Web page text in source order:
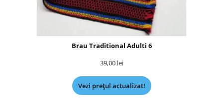
Brau Traditional Adulti 6
39,00 lei
Vezi prețul actualizat!